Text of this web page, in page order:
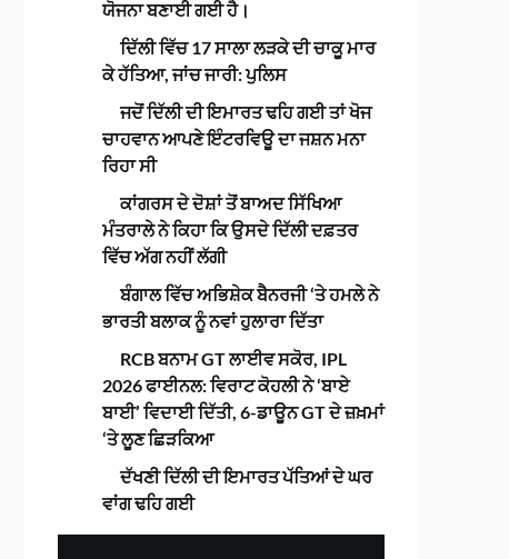
ਯੋਜਨਾ ਬਣਾਈ ਗਈ ਹੈ।
ਦਿੱਲੀ ਵਿੱਚ 17 ਸਾਲਾ ਲੜਕੇ ਦੀ ਚਾਕੂ ਮਾਰ
ਕੇ ਹੱਤਿਆ, ਜਾਂਚ ਜਾਰੀ: ਪੁਲਿਸ
ਜਦੋਂ ਦਿੱਲੀ ਦੀ ਇਮਾਰਤ ਢਹਿ ਗਈ ਤਾਂ ਖੋਜ
ਚਾਹਵਾਨ ਆਪਣੇ ਇੰਟਰਵਿਊ ਦਾ ਜਸ਼ਨ ਮਨਾ
ਰਿਹਾ ਸੀ
ਕਾਂਗਰਸ ਦੇ ਦੋਸ਼ਾਂ ਤੋਂ ਬਾਅਦ ਸਿੱਖਿਆ
ਮੰਤਰਾਲੇ ਨੇ ਕਿਹਾ ਕਿ ਉਸਦੇ ਦਿੱਲੀ ਦਫ਼ਤਰ
ਵਿੱਚ ਅੱਗ ਨਹੀਂ ਲੱਗੀ
ਬੰਗਾਲ ਵਿੱਚ ਅਭਿਸ਼ੇਕ ਬੈਨਰਜੀ ‘ਤੇ ਹਮਲੇ ਨੇ
ਭਾਰਤੀ ਬਲਾਕ ਨੂੰ ਨਵਾਂ ਹੁਲਾਰਾ ਦਿੱਤਾ
RCB ਬਨਾਮ GT ਲਾਈਵ ਸਕੋਰ, IPL
2026 ਫਾਈਨਲ: ਵਿਰਾਟ ਕੋਹਲੀ ਨੇ ‘ਬਾਏ
ਬਾਈ’ ਵਿਦਾਈ ਦਿੱਤੀ, 6-ਡਾਊਨ GT ਦੇ ਜ਼ਖ਼ਮਾਂ
‘ਤੇ ਲੂਣ ਛਿੜਕਿਆ
ਦੱਖਣੀ ਦਿੱਲੀ ਦੀ ਇਮਾਰਤ ਪੱਤਿਆਂ ਦੇ ਘਰ
ਵਾਂਗ ਢਹਿ ਗਈ